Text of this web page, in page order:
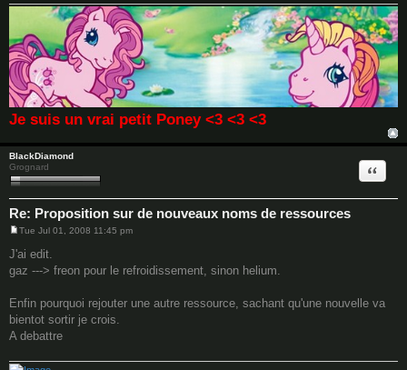
Je suis un vrai petit Poney <3 <3 <3
BlackDiamond
Grognard
Re: Proposition sur de nouveaux noms de ressources
Quote
s
t
Tue Jul 01, 2008 11:45 pm
J'ai edit.
gaz ---> freon pour le refroidissement, sinon helium.
Enfin pourquoi rejouter une autre ressource, sachant qu'une nouvelle va
bientot sortir je crois.
A debattre